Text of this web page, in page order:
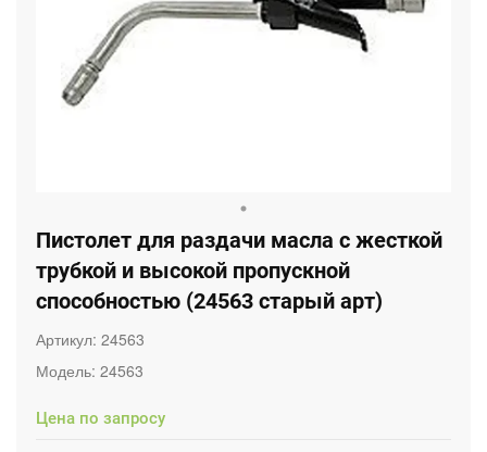
Пистолет для раздачи масла с жесткой
трубкой и высокой пропускной
способностью (24563 старый арт)
Артикул: 24563
Модель: 24563
Цена по запросу